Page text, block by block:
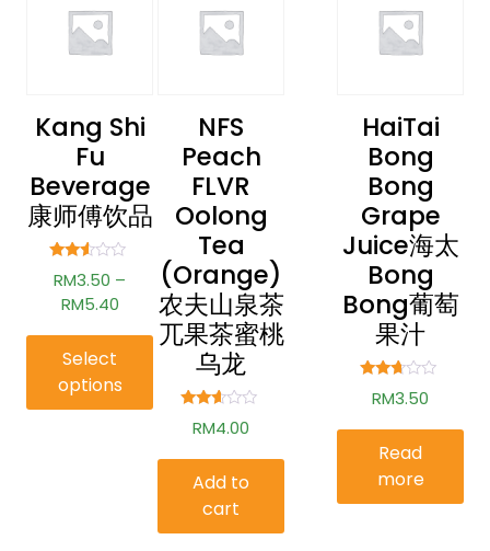
Kang Shi
Fu
Beverage
康师傅饮品
Rated
2.45
out of
5
RM3.50 –
RM5.40
Select
options
HaiTai
Bong
Bong
Grape
Juice海太
Bong
Bong葡萄
果汁
Rated
2.54
5
RM3.50
Read
more
NFS
Peach
FLVR
Oolong
Tea
(Orange)
农夫山泉茶
兀果茶蜜桃
乌龙
2.50
5
RM4.00
Add to
cart